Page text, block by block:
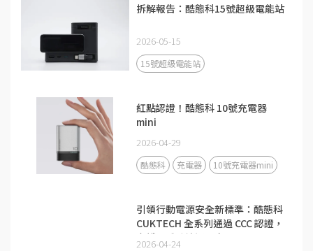
拆解報告：酷態科15號超級電能站
2026-05-15
15號超級電能站
紅點認證！酷態科 10號充電器
mini
2026-04-29
酷態科 充電器 10號充電器mini
引領行動電源安全新標準：酷態科
CUKTECH 全系列通過 CCC 認證，
守護全球跨境通關安全
2026-04-24